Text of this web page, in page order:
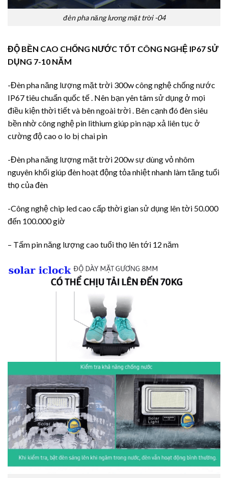
đèn pha năng lương mặt trời -04
ĐỘ BỀN CAO CHỐNG NƯỚC TỐT CÔNG NGHỆ IP67 SỬ
DỤNG 7-10 NĂM
-Đèn pha năng lượng mặt trời 300w công nghệ chống nước
IP67 tiêu chuẩn quốc tế . Nên bạn yên tâm sử dụng ở mọi
điều kiện thời tiết và bên ngoài trời . Bên cạnh đó đèn siêu
bền nhờ công nghệ pin lithium giúp pin nạp xả liên tục ở
cường độ cao o lo bị chai pin
-Đèn pha năng lượng mặt trời 200w sự dùng vỏ nhôm
nguyên khối giúp đèn hoạt động tỏa nhiệt nhanh làm tăng tuổi
thọ của đèn
-Công nghệ chip led cao cấp thời gian sử dụng lên tời 50.000
đến 100.000 giờ
– Tấm pin năng lượng cao tuổi thọ lên tới 12 năm